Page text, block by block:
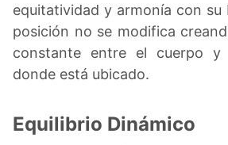
equitatividad y armonía con su
posición no se modifica
constante entre el cuerpo y
donde está ubicado.
Equilibrio Dinámico